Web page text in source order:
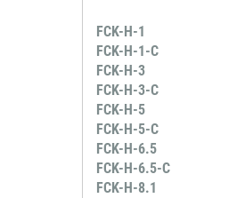
FCK-H-1
FCK-H-1-C
FCK-H-3
FCK-H-3-C
FCK-H-5
FCK-H-5-C
FCK-H-6.5
FCK-H-6.5-C
FCK-H-8.1